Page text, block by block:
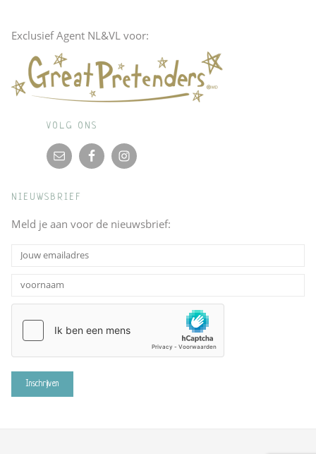
Exclusief Agent NL&VL voor:
VOLG ONS
NIEUWSBRIEF
Meld je aan voor de nieuwsbrief: